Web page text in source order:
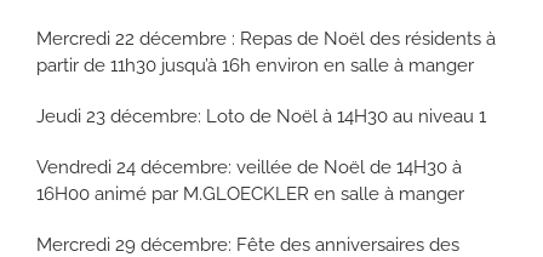
Mercredi 22 décembre : Repas de Noël des résidents à
partir de 11h30 jusqu’à 16h environ en salle à manger
Jeudi 23 décembre: Loto de Noël à 14H30 au niveau 1
Vendredi 24 décembre: veillée de Noël de 14H30 à
16H00 animé par M.GLOECKLER en salle à manger
Mercredi 29 décembre: Fête des anniversaires des